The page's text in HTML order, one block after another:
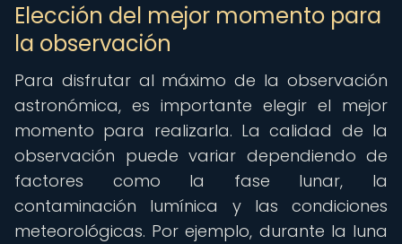
Elección del mejor momento para
la observación
Para disfrutar al máximo de la observación
astronómica, es importante elegir el mejor
momento para realizarla. La calidad de la
observación puede variar dependiendo de
factores como la fase lunar, la
contaminación lumínica y las condiciones
meteorológicas. Por ejemplo, durante la luna